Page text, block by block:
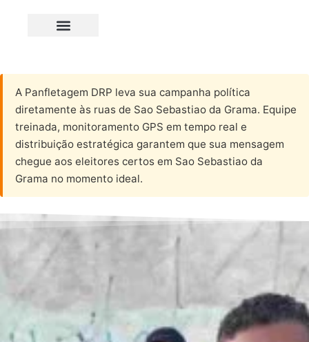
A Panfletagem DRP leva sua campanha política
diretamente às ruas de Sao Sebastiao da Grama. Equipe
treinada, monitoramento GPS em tempo real e
distribuição estratégica garantem que sua mensagem
chegue aos eleitores certos em Sao Sebastiao da
Grama no momento ideal.